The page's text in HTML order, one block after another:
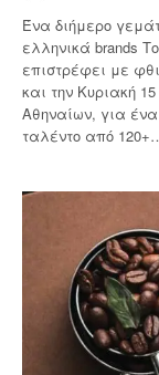
Ένα διήμερο
ελληνικά brands
επιστρέφει με
και την Κυριακή
Αθηναίων, για ένα
ταλέντο από